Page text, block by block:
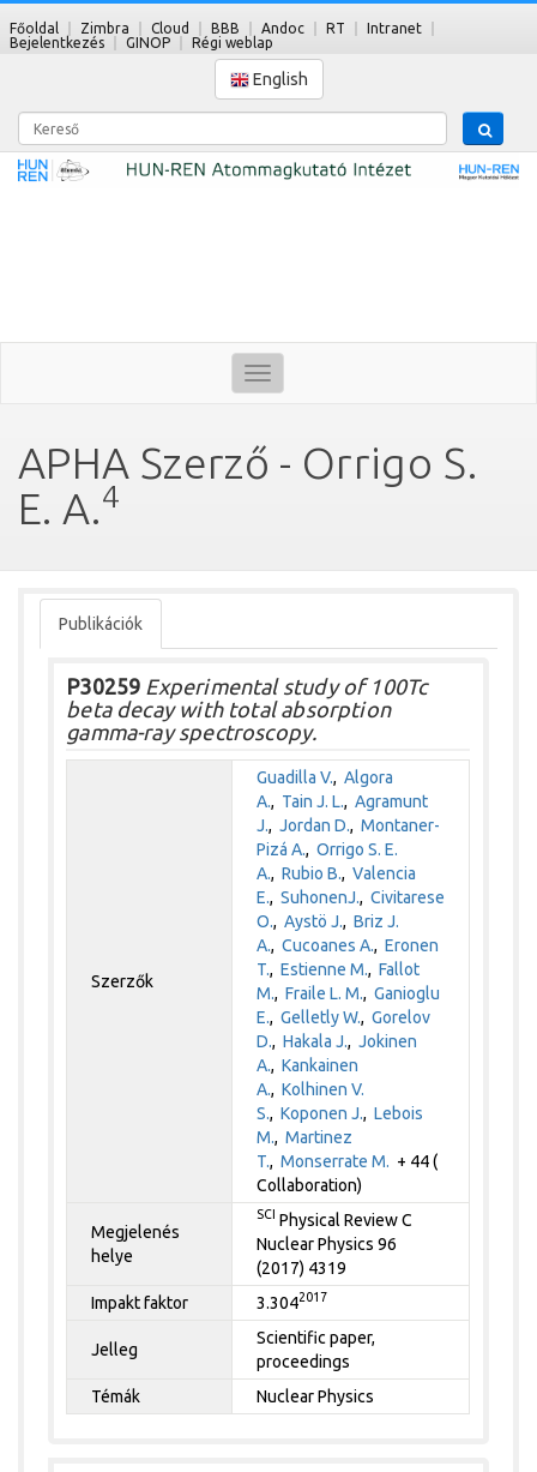
Főoldal Zimbra Cloud BBB Andoc RT
Intranet
Bejelentkezés
GINOP Régi weblap
English
Kereső
Toggle
navigation
APHA Szerző - Orrigo S.
E. A.4
Publikációk
P30259 Experimental study of 100Tc
beta decay with total absorption
gamma-ray spectroscopy.
Szerzők
Guadilla V.,Algora
A., Tain J. L.,Agramunt
J.,Jordan D.,Montaner-
Pizá A.,Orrigo S. E.
A.,Rubio B.,Valencia
E.,SuhonenJ.,Civitarese
O.,Aystö J.,Briz J.
A.,Cucoanes A.,Eronen
T.,Estienne M.,Fallot
M.,Fraile L. M.,Ganioglu
E.,Gelletly W.,Gorelov
D.,Hakala J.,Jokinen
A.,Kankainen
A.,Kolhinen V.
S.,Koponen J.,Lebois
M.,Martinez
T.,Monserrate M. + 44 (
Collaboration)
Megjelenés
helye
SCI Physical Review C
Nuclear Physics 96
(2017) 4319
Impakt faktor
3.3042017
Jelleg
Scientific paper,
proceedings
Témák
Nuclear Physics